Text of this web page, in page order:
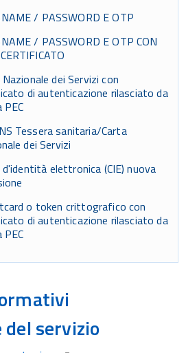
/ PASSWORD E OTP
/ PASSWORD E OTP CON
dei Servizi con
di autenticazione rilasciato da
PEC
Tessera sanitaria/Carta
dei Servizi
elettronica (CIE) nuova
o token crittografico con
di autenticazione rilasciato da
PEC
del servizio